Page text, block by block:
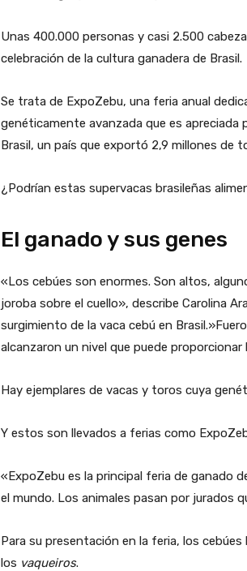
Unas 400.000 personas y casi 2.500
celebración de la cultura ganadera de Brasil.
Se trata de ExpoZebu, una feria anual
genéticamente avanzada que es apreciada
Brasil, un país que exportó 2,9 millones de
¿Podrían estas supervacas brasileñas
El ganado y sus genes
«Los cebúes son enormes. Son altos,
joroba sobre el cuello», describe Carolina
surgimiento de la vaca cebú en
alcanzaron un nivel que puede proporcionar
Hay ejemplares de vacas y toros cuya
Y estos son llevados a ferias como
«ExpoZebu es la principal feria de ganado
el mundo. Los animales pasan por jurados
Para su presentación en la feria, los
los vaqueiros.